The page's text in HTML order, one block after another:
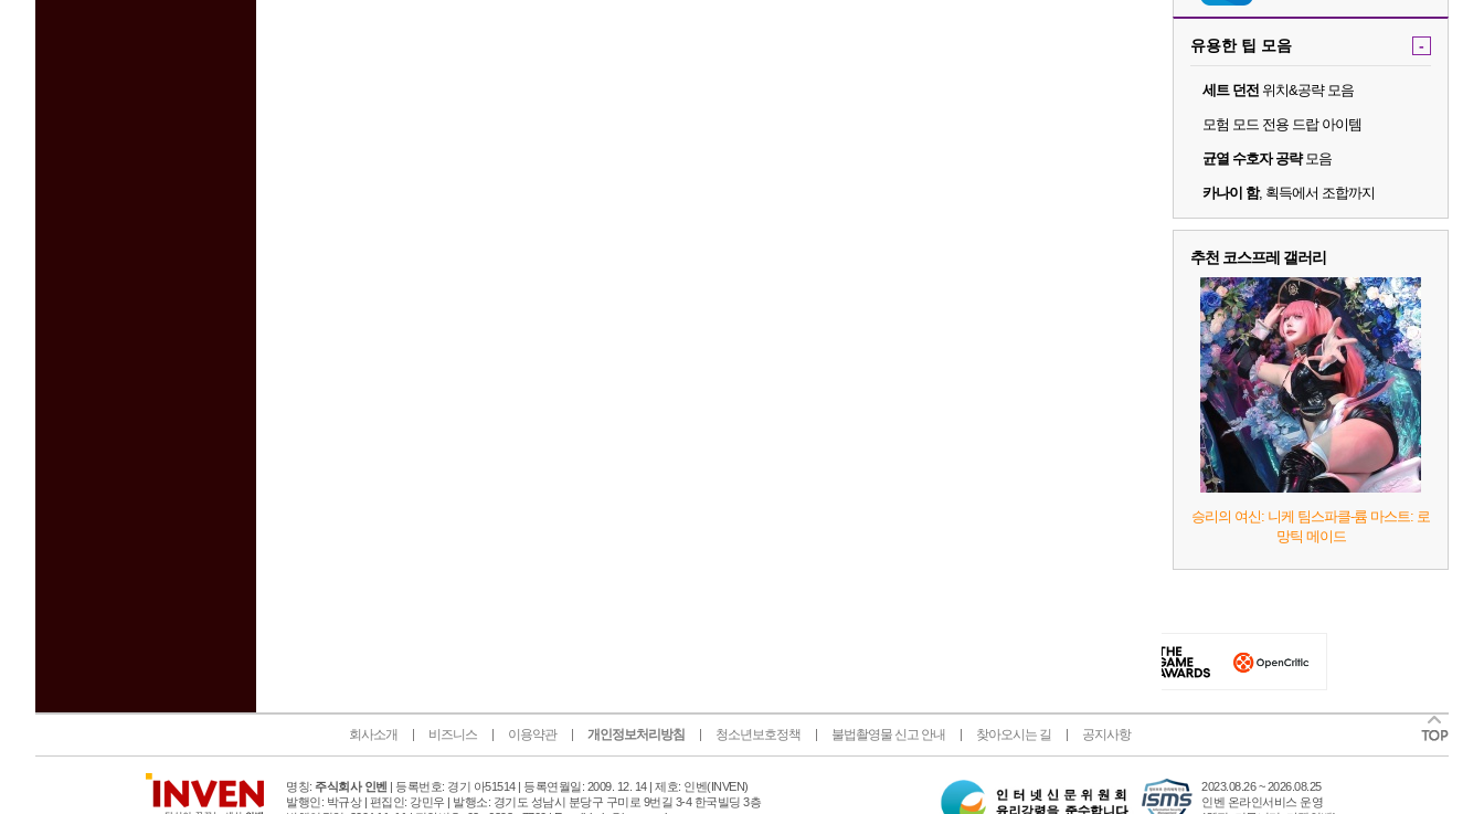
유용한 팁 모음 -
세트 던전 위치&공략 모음
모험 모드 전용 드랍 아이템
균열 수호자 공략모음
카나이 함, 획득에서 조합까지
추천 코스프레 갤러리
승리의 여신: 니케 팀스파클-륨 마스트: 로
망틱 메이드
회사소개 비즈니스 이용약관 개인정보처리방침 청소년보호정책 불법촬영물 신고 안내 찾아오시는 길 공지사항
명칭: 주식회사 인벤 | 등록번호: 경기 아51514 | 등록연월일: 2009. 12. 14 | 제호: 인벤 (INVEN)
발행인: 박규상 | 편집인: 강민우 | 발행소: 경기도 성남시 분당구 구미로 9번길 3-4 한국빌딩 3층
터
2023.08.26 ~ 2026.08.25
인벤 온라인서비스 운영